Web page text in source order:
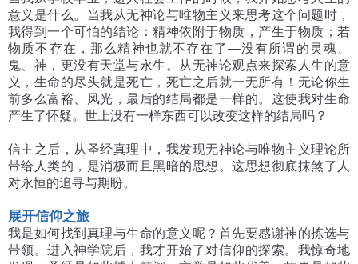
意义是什么。当我从无神论与唯物主义来思考这个问题时，
我得到一个可怕的结论：精神依附于物质，产生于物质；若
物质不存在，那么精神也就不存在了—没有所谓的灵魂、
鬼、神，更没有天堂与永生。从无神论观点来探索人生的意
义，生命的尽头就是死亡，死亡之后就一无所有！无论你生
前多么富裕、风光，最后的结局都是一样的。这使我对生命
产生了怀疑。世上没有一样东西可以改变这样的结局吗？
信主之后，从圣经真理中，我发现无神论与唯物主义理论所
带给人类的，是消极而且黑暗的思想。这思想彻底抹煞了人
对永恒的追寻与期盼。
展开信仰之旅
我是如何找到真理与生命的意义呢？首先要感谢神的拣选与
带领。进入神学院后，我才开始了对信仰的探索。我惊奇地